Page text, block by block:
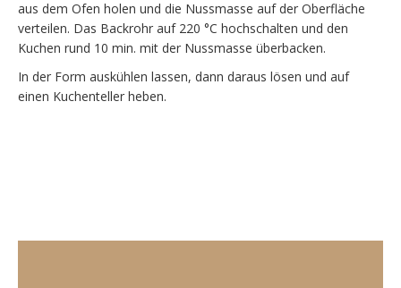
aus dem Ofen holen und die Nussmasse auf der Oberfläche
verteilen. Das Backrohr auf 220 °C hochschalten und den
Kuchen rund 10 min. mit der Nussmasse überbacken.
In der Form auskühlen lassen, dann daraus lösen und auf
einen Kuchenteller heben.